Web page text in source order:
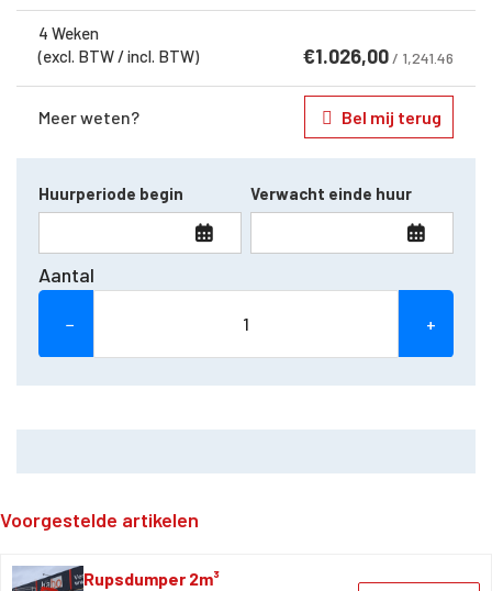
4 Weken
(excl. BTW / incl. BTW)
€1.026,00 / 1,241.46
Meer weten? Bel mij terug
Huurperiode begin Verwacht einde huur
Aantal
− +
Voorgestelde artikelen
Rupsdumper 2m³